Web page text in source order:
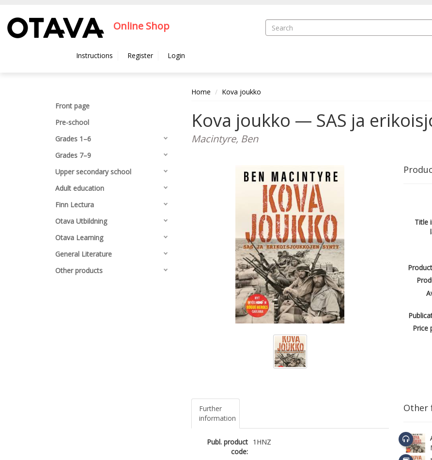
Online Shop
Instructions Register Login
Front page
Pre-school
Grades 1–6
Grades 7–9
Upper secondary school
Adult education
Finn Lectura
Otava Utbildning
Otava Learning
General Literature
Other products
Home Kova joukko
Kova joukko — SAS ja
Macintyre, Ben
Title
Price
Further
information
Publ. product
code:
1HNZ
Other